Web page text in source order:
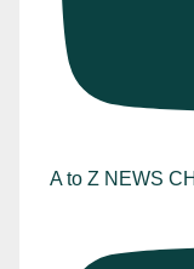
A to Z NEWS